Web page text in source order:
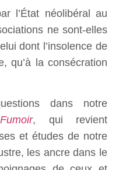
l’État néolibéral au
ne sont-elles
dont l’insolence de
qu’à la consécration
dans notre
, qui revient
et études de notre
les ancre dans le